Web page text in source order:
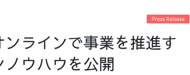
Press Release
ラインで事業を推進す
ウハウを公開